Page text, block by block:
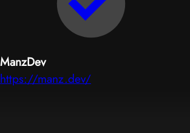
ManzDev
https://manz.dev/